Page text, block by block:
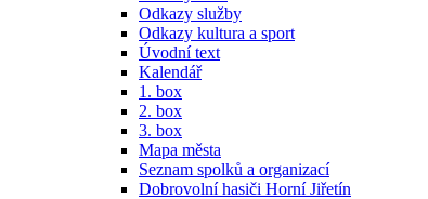
Odkazy služby
Odkazy kultura a sport
Úvodní text
Kalendář
1. box
2. box
3. box
Mapa města
Seznam spolků a organizací
Dobrovolní hasiči Horní Jiřetín